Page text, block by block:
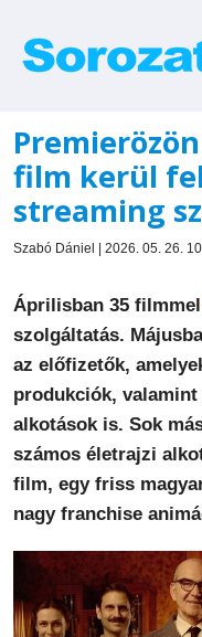
film kerül
streaming
Szabó Dániel | 2026. 05. 26.
Áprilisban 35 filmmel
szolgáltatás.
az előfizetők,
produkciók,
alkotások is. Sok
számos életrajzi
film, egy friss
nagy franchise